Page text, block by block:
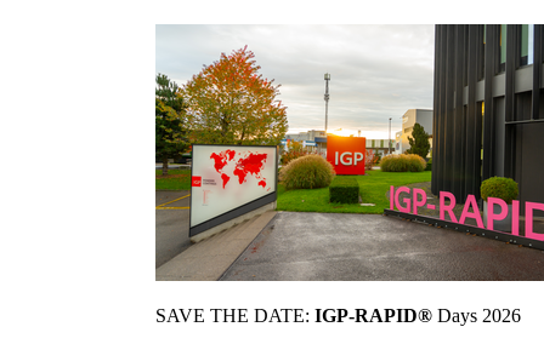
SAVE THE DATE: IGP-RAPID® Days 2026